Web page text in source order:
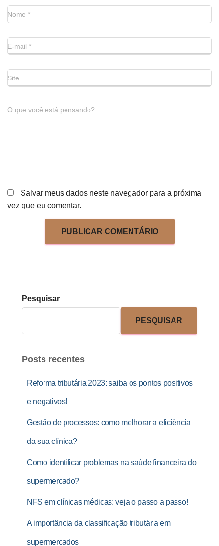
Nome *
E-mail *
Site
O que você está pensando?
Salvar meus dados neste navegador para a próxima
vez que eu comentar.
Pesquisar
PESQUISAR
Posts recentes
Reforma tributária 2023: saiba os pontos positivos
e negativos!
Gestão de processos: como melhorar a eficiência
da sua clínica?
Como identificar problemas na saúde financeira do
supermercado?
NFS em clínicas médicas: veja o passo a passo!
A importância da classificação tributária em
supermercados